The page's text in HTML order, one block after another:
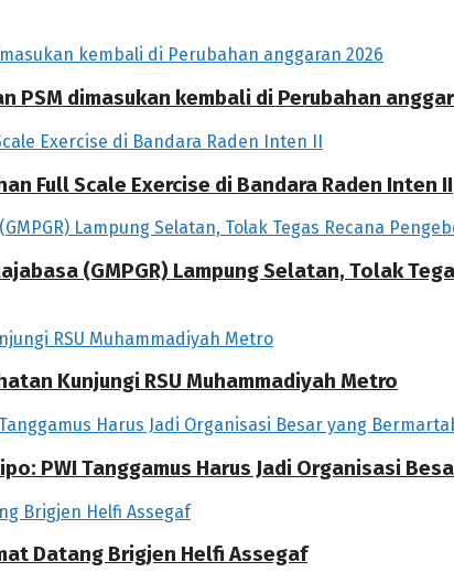
PSM dimasukan kembali di Perubahan
Full Scale Exercise di Bandara Raden Inten II
(GMPGR) Lampung Selatan, Tolak
Kunjungi RSU Muhammadiyah Metro
PWI Tanggamus Harus Jadi Organisasi
Datang Brigjen Helfi Assegaf